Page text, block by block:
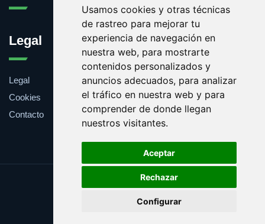
Usamos cookies y otras técnicas
de rastreo para mejorar tu
experiencia de navegación en
nuestra web, para mostrarte
contenidos personalizados y
anuncios adecuados, para analizar
el tráfico en nuestra web y para
comprender de donde llegan
nuestros visitantes.
Aceptar
Rechazar
Configurar
Legal
Legal
Cookies
Contacto
Update cookies preferences
Copyright © 2025 isluga.com